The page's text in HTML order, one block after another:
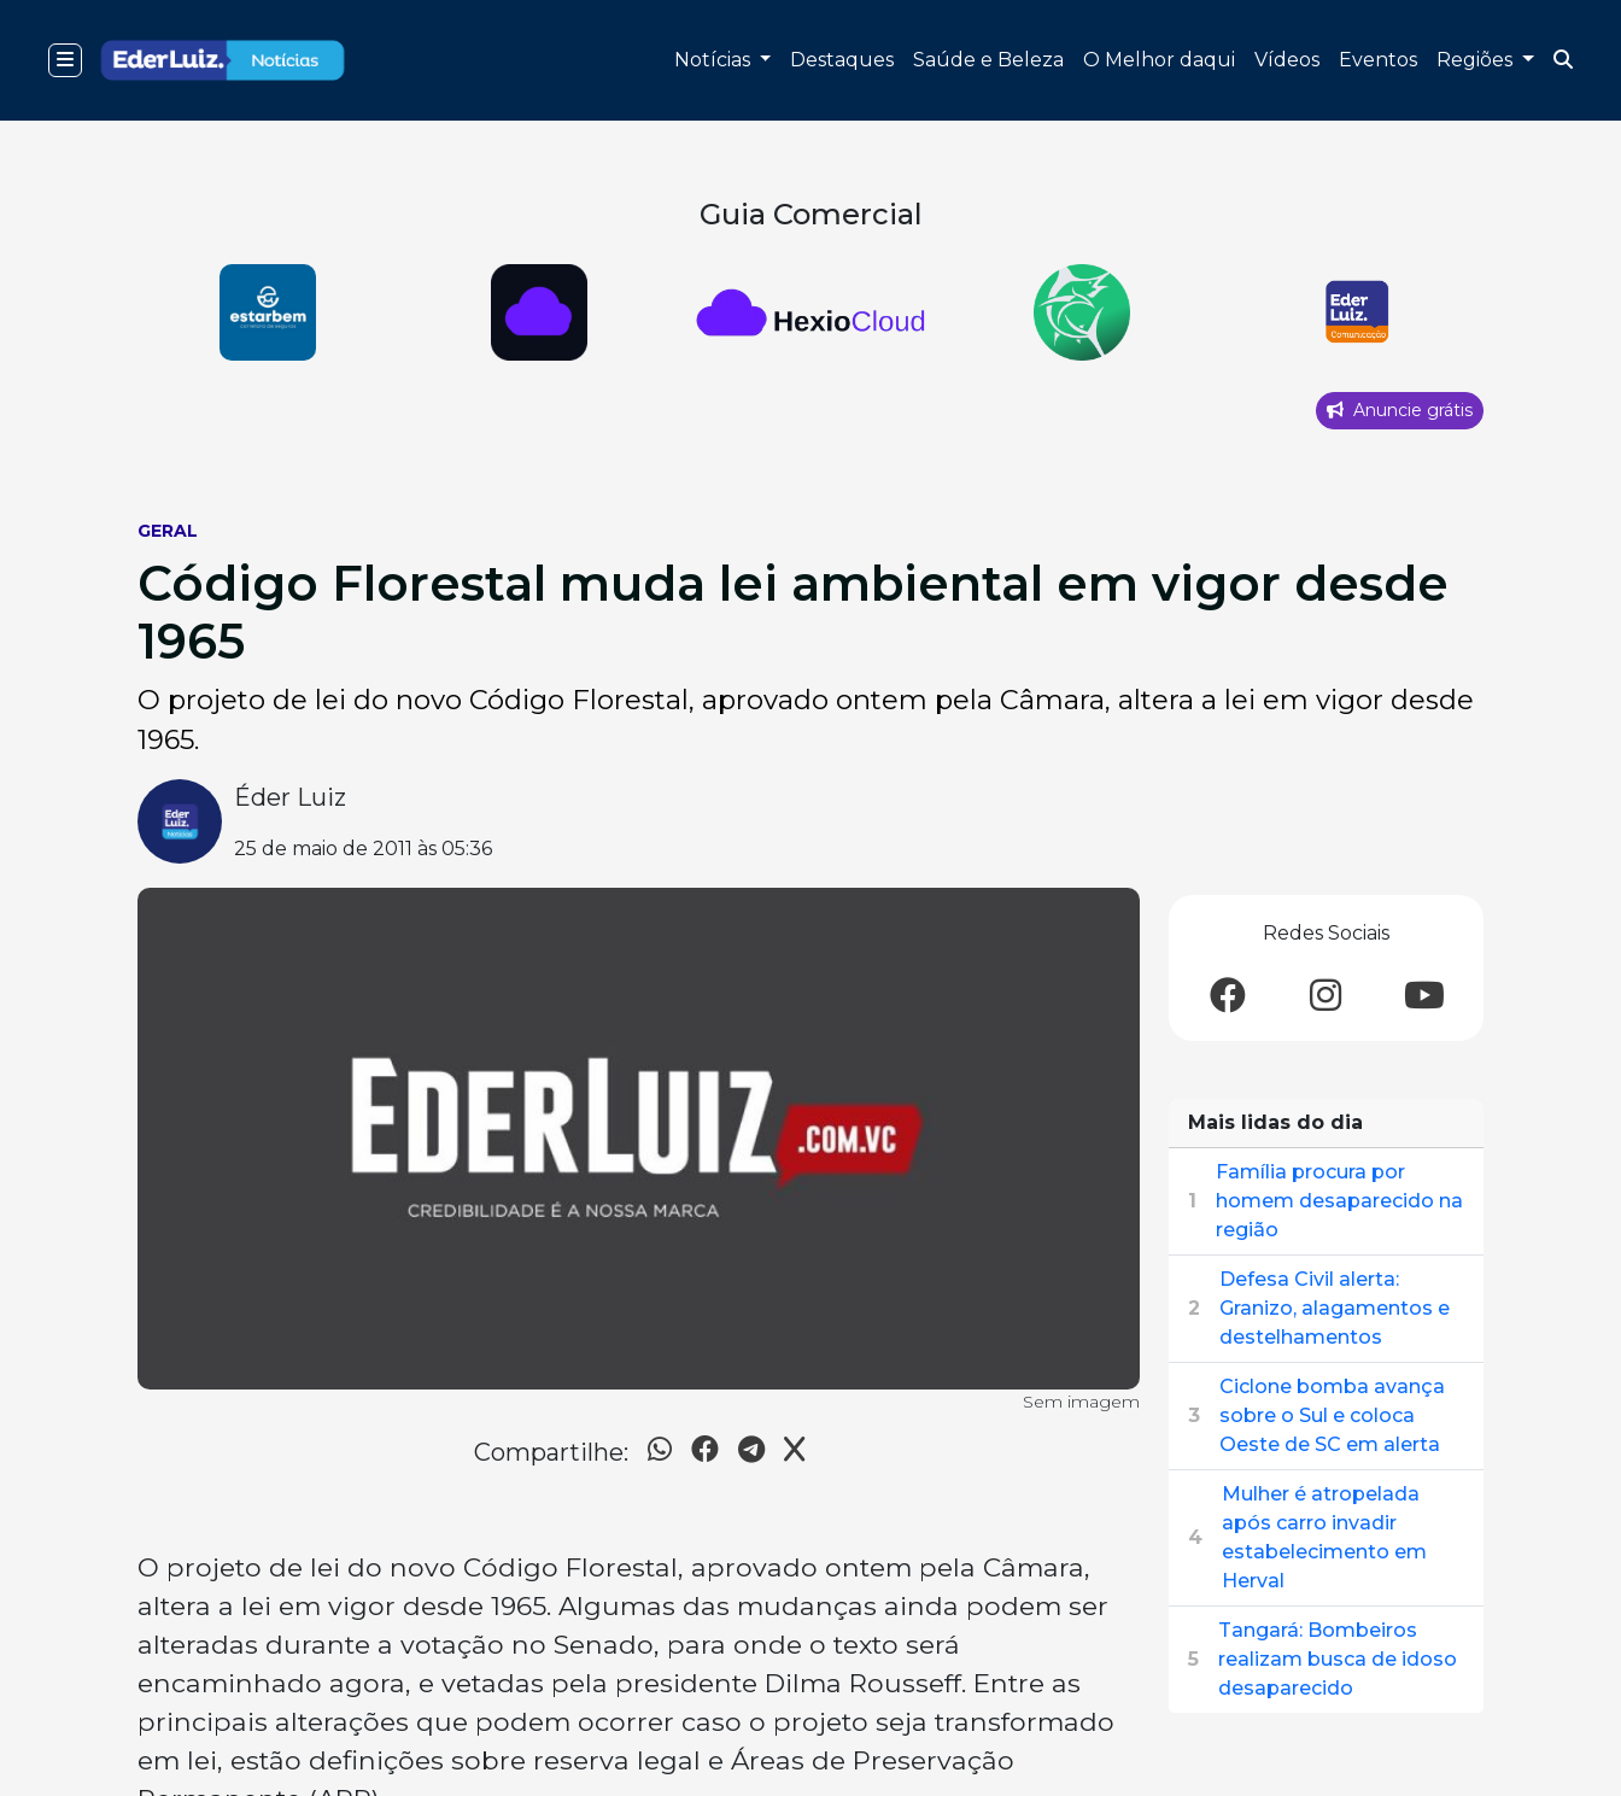
Notícias Destaques Saúde e Beleza O Melhor daqui Vídeos Eventos Regiões
Guia Comercial
Anuncie grátis
GERAL
Código Florestal muda lei ambiental em vigor desde
1965
O projeto de lei do novo Código Florestal, aprovado ontem pela Câmara, altera a lei em vigor desde
1965.
Éder Luiz
25 de maio de 2011 às 05:36
Sem imagem
Compartilhe:
O projeto de lei do novo Código Florestal, aprovado ontem pela Câmara,
altera a lei em vigor desde 1965. Algumas das mudanças ainda podem ser
alteradas durante a votação no Senado, para onde o texto será
encaminhado agora, e vetadas pela presidente Dilma Rousseff. Entre as
principais alterações que podem ocorrer caso o projeto seja transformado
em lei, estão definições sobre reserva legal e Áreas de Preservação
Redes Sociais
Mais lidas do dia
1
Família procura por
homem desaparecido na
região
2
Defesa Civil alerta:
Granizo, alagamentos e
destelhamentos
3
Ciclone bomba avança
sobre o Sul e coloca
Oeste de SC em alerta
4
Mulher é atropelada
após carro invadir
estabelecimento em
Herval
5
Tangará: Bombeiros
realizam busca de idoso
desaparecido